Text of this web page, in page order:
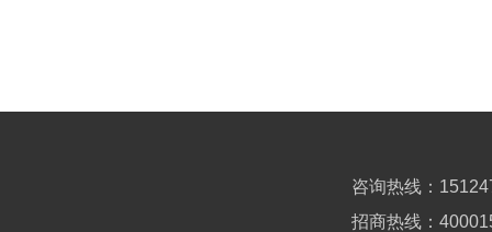
咨询热线：
招商热线： 40